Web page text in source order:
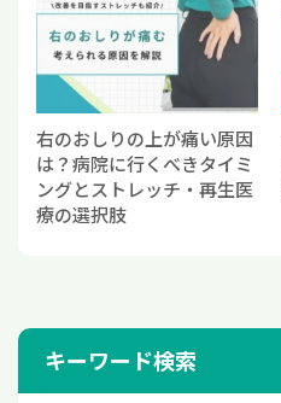
右のおしりの上が痛い原因
は？病院に行くべきタイミ
ングとストレッチ・再生医
療の選択肢
キーワード検索